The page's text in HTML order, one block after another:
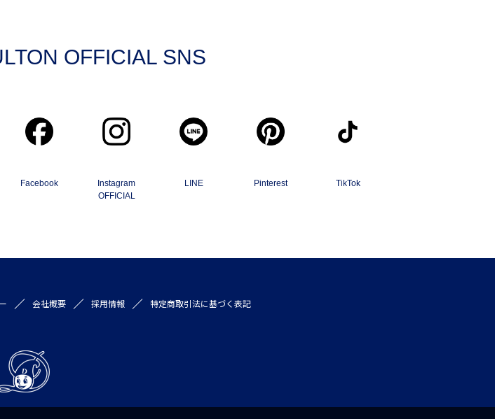
OFFICIAL SNS
Facebook
Instagram
OFFICIAL
LINE Pinterest TikTok
会社概要 採用情報 特定商取引法に基づく表記